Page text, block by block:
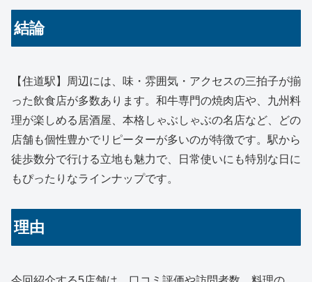
結論
【住道駅】周辺には、味・雰囲気・アクセスの三拍子が揃
った飲食店が多数あります。和牛専門の焼肉店や、九州料
理が楽しめる居酒屋、本格しゃぶしゃぶの名店など、どの
店舗も個性豊かでリピーターが多いのが特徴です。駅から
徒歩数分で行ける立地も魅力で、日常使いにも特別な日に
もぴったりなラインナップです。
理由